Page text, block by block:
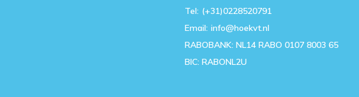
Tel: (+31)0228520791
Email: info@hoekvt.nl
RABOBANK: NL14 RABO 0107 8003 65
BIC: RABONL2U